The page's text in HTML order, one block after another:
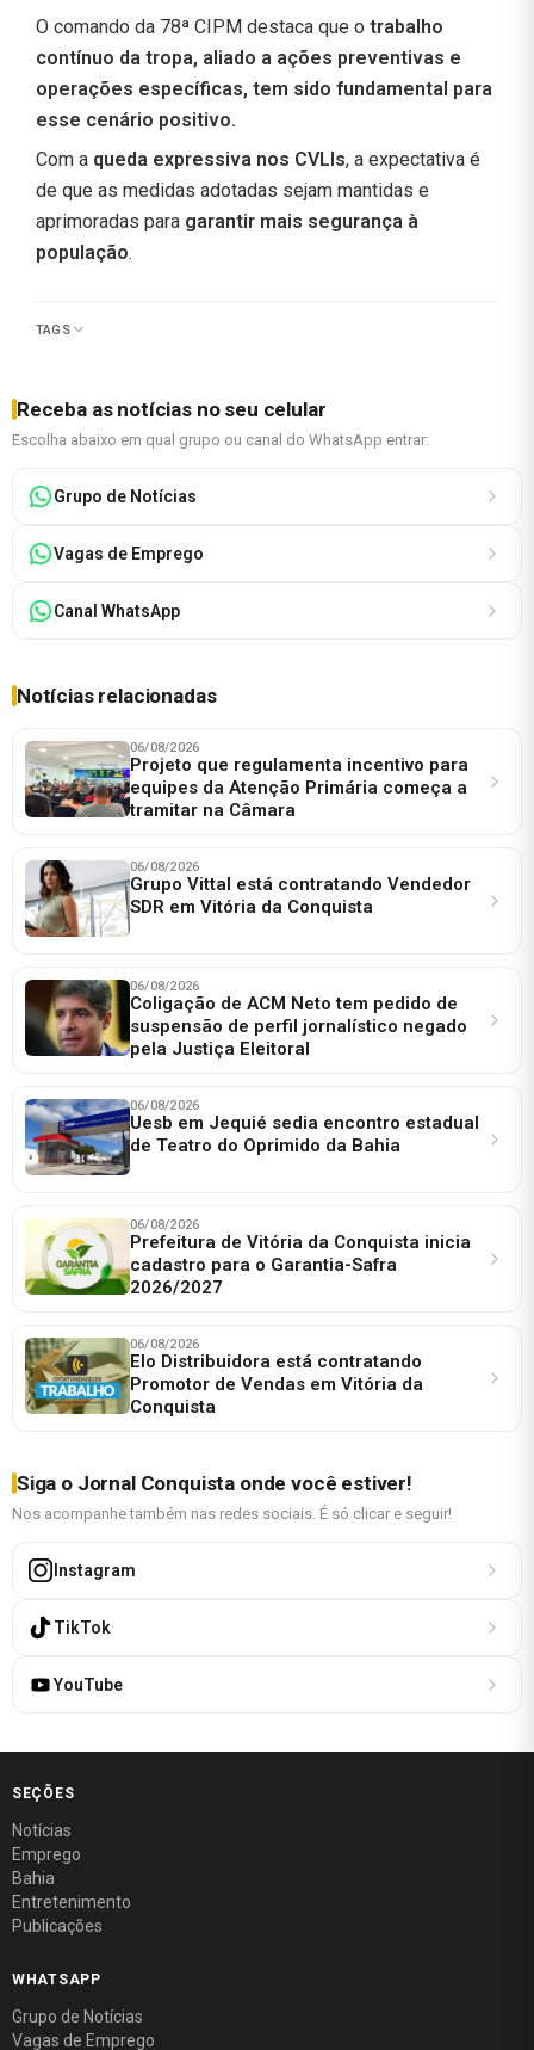
O comando da 78ª CIPM destaca que o trabalho
contínuo da tropa, aliado a ações preventivas e
operações específicas, tem sido fundamental para
esse cenário positivo.
Com a queda expressiva nos CVLIs, a expectativa é
de que as medidas adotadas sejam mantidas e
aprimoradas para garantir mais segurança à
população.
TAGS
Receba as notícias no seu celular
Escolha abaixo em qual grupo ou canal do WhatsApp entrar:
Grupo de Notícias
Vagas de Emprego
Canal WhatsApp
Notícias relacionadas
06/08/2026
Projeto que regulamenta incentivo para
equipes da Atenção Primária começa a
tramitar na Câmara
06/08/2026
Grupo Vittal está contratando Vendedor
SDR em Vitória da Conquista
06/08/2026
Coligação de ACM Neto tem pedido de
suspensão de perfil jornalístico negado
pela Justiça Eleitoral
06/08/2026
Uesb em Jequié sedia encontro estadual
de Teatro do Oprimido da Bahia
06/08/2026
Prefeitura de Vitória da Conquista inicia
cadastro para o Garantia-Safra
2026/2027
06/08/2026
Elo Distribuidora está contratando
Promotor de Vendas em Vitória da
Conquista
Siga o Jornal Conquista onde você estiver!
Nos acompanhe também nas redes sociais. É só clicar e seguir!
Instagram
TikTok
YouTube
SEÇÕES
Notícias
Emprego
Bahia
Entretenimento
Publicações
WHATSAPP
Grupo de Notícias
Vagas de Emprego